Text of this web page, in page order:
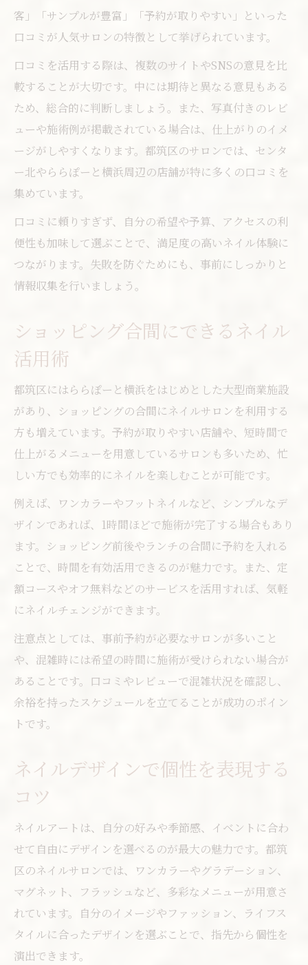
客」「サンプルが豊富」「予約が取りやすい」といった
口コミが人気サロンの特徴として挙げられています。
口コミを活用する際は、複数のサイトやSNSの意見を比
較することが大切です。中には期待と異なる意見もある
ため、総合的に判断しましょう。また、写真付きのレビ
ューや施術例が掲載されている場合は、仕上がりのイメ
ージがしやすくなります。都筑区のサロンでは、センタ
ー北やららぽーと横浜周辺の店舗が特に多くの口コミを
集めています。
口コミに頼りすぎず、自分の希望や予算、アクセスの利
便性も加味して選ぶことで、満足度の高いネイル体験に
つながります。失敗を防ぐためにも、事前にしっかりと
情報収集を行いましょう。
ショッピング合間にできるネイル
活用術
都筑区にはららぽーと横浜をはじめとした大型商業施設
があり、ショッピングの合間にネイルサロンを利用する
方も増えています。予約が取りやすい店舗や、短時間で
仕上がるメニューを用意しているサロンも多いため、忙
しい方でも効率的にネイルを楽しむことが可能です。
例えば、ワンカラーやフットネイルなど、シンプルなデ
ザインであれば、1時間ほどで施術が完了する場合もあり
ます。ショッピング前後やランチの合間に予約を入れる
ことで、時間を有効活用できるのが魅力です。また、定
額コースやオフ無料などのサービスを活用すれば、気軽
にネイルチェンジができます。
注意点としては、事前予約が必要なサロンが多いこと
や、混雑時には希望の時間に施術が受けられない場合が
あることです。口コミやレビューで混雑状況を確認し、
余裕を持ったスケジュールを立てることが成功のポイン
トです。
ネイルデザインで個性を表現する
コツ
ネイルアートは、自分の好みや季節感、イベントに合わ
せて自由にデザインを選べるのが最大の魅力です。都筑
区のネイルサロンでは、ワンカラーやグラデーション、
マグネット、フラッシュなど、多彩なメニューが用意さ
れています。自分のイメージやファッション、ライフス
タイルに合ったデザインを選ぶことで、指先から個性を
演出できます。